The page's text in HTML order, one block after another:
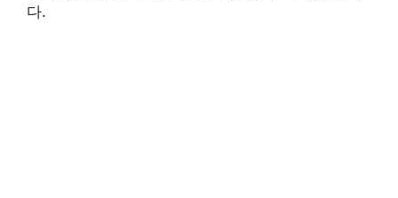
다.